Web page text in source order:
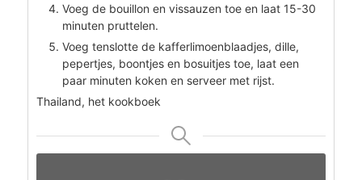
Voeg de bouillon en vissauzen toe en laat 15-30
minuten pruttelen.
Voeg tenslotte de kafferlimoenblaadjes, dille,
pepertjes, boontjes en bosuitjes toe, laat een
paar minuten koken en serveer met rijst.
Thailand, het kookboek